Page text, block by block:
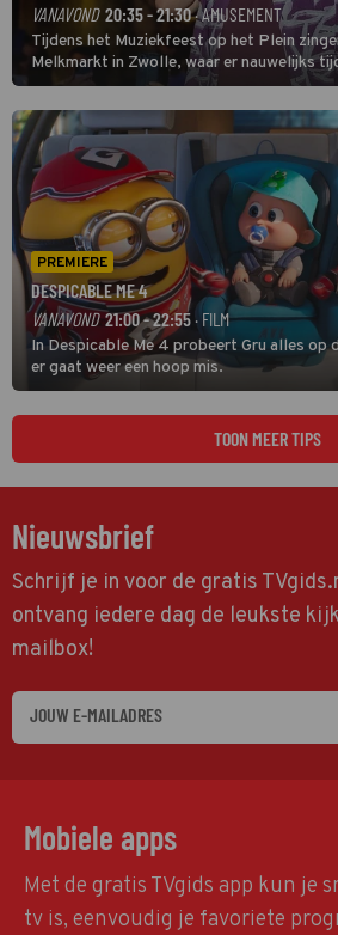
VANAVOND 20:35 - 21:30· AMUSEMENT
Tijdens het Muziekfeest op het Plein
Melkmarkt in Zwolle, waar er nauwelijks
grootste namen zijn André Hazes, Jannes,
natuurlijk Rutger van Barneveld met zijn
PREMIERE
DESPICABLE ME 4
VANAVOND 21:00 - 22:55 · FILM
In Despicable Me 4 probeert Gru alles op
er gaat weer een hoop mis.
TOON MEER TIPS
Nieuwsbrief
Schrijf je in voor de gratis
ontvang iedere dag de leukste
mailbox!
Mobiele apps
Met de gratis TVgids app kun je
tv is, eenvoudig je favoriete